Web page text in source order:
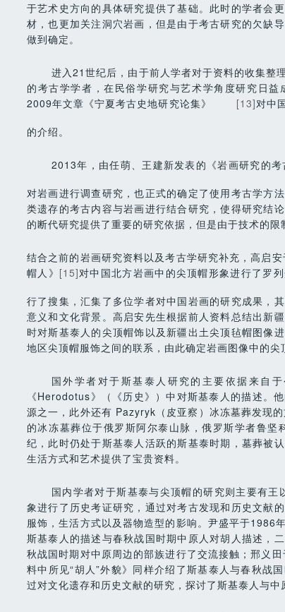
于艺术史方向的具体研究提供了基础。此时的学者会
材，也更加关注洞穴岩画，但是由于考古研究的欠缺
做到确定。
进入21世纪后，由于前人学者对于资料的收集整
的考古学学者，在民俗学研究与艺术学角度研究日
2009年文章《宁夏考古史地研究论集》
[13]对中
的介绍。
2013年，由任萌、王建新发表的《岩画研究的考
对岩画进行调查研究，也正式的确定了使用考古学方
类遗存的考古内容与岩画进行结合研究，使得研究结
的断代研究提供了重要的研究依据，但是由于技术的限
结合之前的岩画研究资料以及考古学研究补充，高启
帽人》 [15]对中国北方岩画中的尖顶帽形象进行了罗
行了搜集，汇集了多位学者对中国岩画的研究成果，
意义和文化背景。高启安先生根据前人资料总结出新
时对斯基泰人的尖顶帽饰以及新疆出土尖顶毡帽图像
地区尖顶帽服饰之间的联系，由此确定岩画图像中的尖
国外学者对于斯基泰人研究的主要依据来自
《Herodotus》（《历史》）中对斯基泰人的描述。
源之一，此外还有 Pazyryk（皮亚察）冰冻墓葬发现
的冰冻墓葬位于俄罗斯阿尔泰山脉，俄罗斯学者鲁
纪，此时仍处于斯基泰人活跃的斯基泰时期，墓葬被
生活方式和艺术提供了宝贵资料。
国内学者对于斯基泰与尖顶帽的研究则主要有
象进行了历史考证研究，通过对考古发现和历史文献
服饰，生活方式以及器物造型的影响。尹盛平于1986
斯基泰人的描述与春秋战国时期中原人对胡人描述，
秋战国时期对中原周边的部族进行了交流接触；邢义
料中所见“胡人”外貌》同样介绍了斯基泰人与春秋战
过对文化遗存和历史文献的研究，探讨了斯基泰人与中